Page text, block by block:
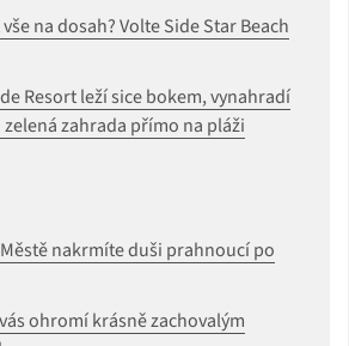
na dosah? Volte Side Star Beach
Resort leží sice bokem, vynahradí
zahrada přímo na pláži
nakrmíte duši prahnoucí po
ohromí krásně zachovalým